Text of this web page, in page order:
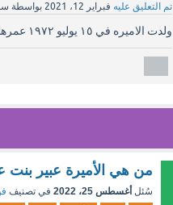
تم التعليق عليه فبراير 12، 2021 بواسطة
ولدت الاميره في ١٥ يوليو ١٩٧٢ عمرها ٤٨ سنه ، كانت زميلتي في مدرسة دار التربية بالقاهرة
من هي الأميرة عبير بنت
سُئل أغسطس 25، 2022 في تصنيف